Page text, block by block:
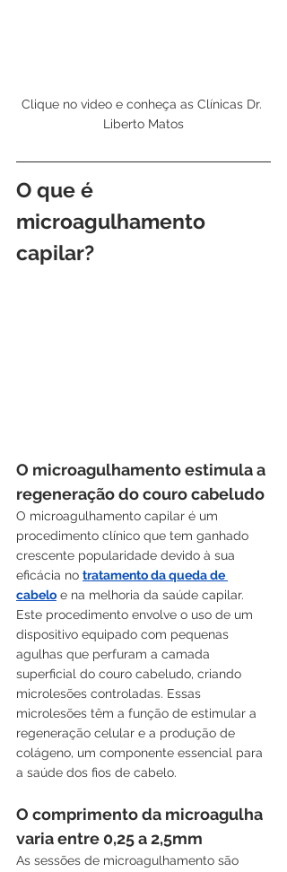
Clique no video e conheça as Clínicas Dr.
Liberto Matos
O que é
microagulhamento
capilar?
O microagulhamento estimula a
regeneração do couro cabeludo
O microagulhamento capilar é um
procedimento clínico que tem ganhado
crescente popularidade devido à sua
eficácia no tratamento da queda de
cabelo e na melhoria da saúde capilar.
Este procedimento envolve o uso de um
dispositivo equipado com pequenas
agulhas que perfuram a camada
superficial do couro cabeludo, criando
microlesões controladas. Essas
microlesões têm a função de estimular a
regeneração celular e a produção de
colágeno, um componente essencial para
a saúde dos fios de cabelo.
O comprimento da microagulha
varia entre 0,25 a 2,5mm
As sessões de microagulhamento são